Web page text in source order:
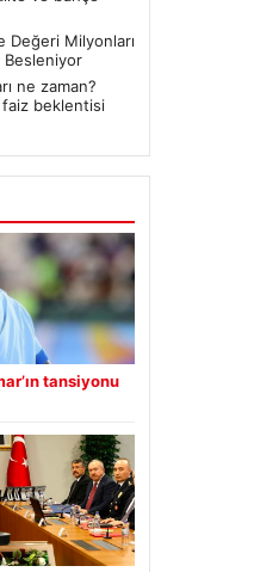
Değeri Milyonları
Besleniyor
ne zaman?
faiz beklentisi
tansiyonu